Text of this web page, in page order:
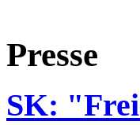
Presse
SK: